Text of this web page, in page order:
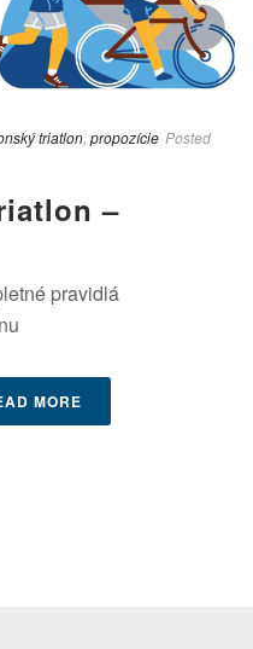
triatlon propozície Posted
–
pravidlá
MORE